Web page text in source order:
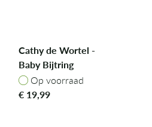
Cathy de Wortel -
Baby Bijtring
Op voorraad
Op voorraad
€ 19,99